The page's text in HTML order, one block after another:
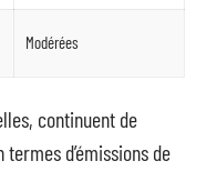
Modérées
continuent de
d’émissions de